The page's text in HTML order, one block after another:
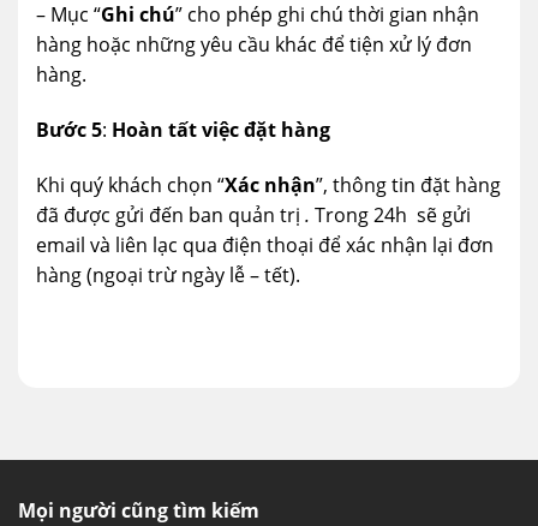
– Mục “Ghi chú” cho phép ghi chú thời gian nhận
hàng hoặc những yêu cầu khác để tiện xử lý đơn
hàng.
Bước 5: Hoàn tất việc đặt hàng
Khi quý khách chọn “Xác nhận”, thông tin đặt hàng
đã được gửi đến ban quản trị . Trong 24h sẽ gửi
email và liên lạc qua điện thoại để xác nhận lại đơn
hàng (ngoại trừ ngày lễ – tết).
Mọi người cũng tìm kiếm